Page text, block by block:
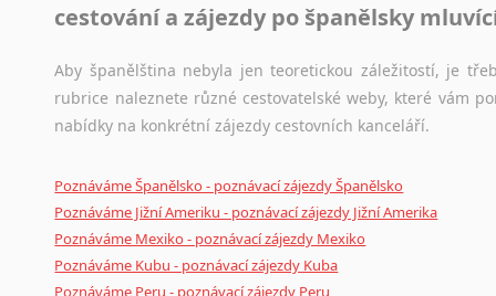
cestování a zájezdy po španělsky
Aby španělština nebyla jen teoretickou záležitostí, je
rubrice naleznete různé cestovatelské weby, které vám
nabídky na konkrétní zájezdy cestovních kanceláří.
Poznáváme Španělsko - poznávací zájezdy Španělsko
Poznáváme Jižní Ameriku - poznávací zájezdy Jižní Amerika
Poznáváme Mexiko - poznávací zájezdy Mexiko
Poznáváme Kubu - poznávací zájezdy Kuba
Poznáváme Peru - poznávací zájezdy Peru